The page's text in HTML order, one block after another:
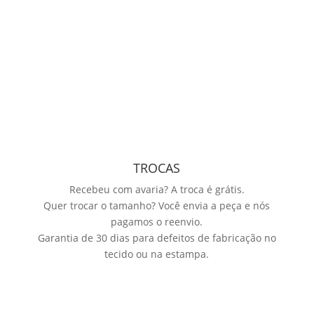
TROCAS
Recebeu com avaria? A troca é grátis.
Quer trocar o tamanho? Você envia a peça e nós
pagamos o reenvio.
Garantia de 30 dias para defeitos de fabricação no
tecido ou na estampa.